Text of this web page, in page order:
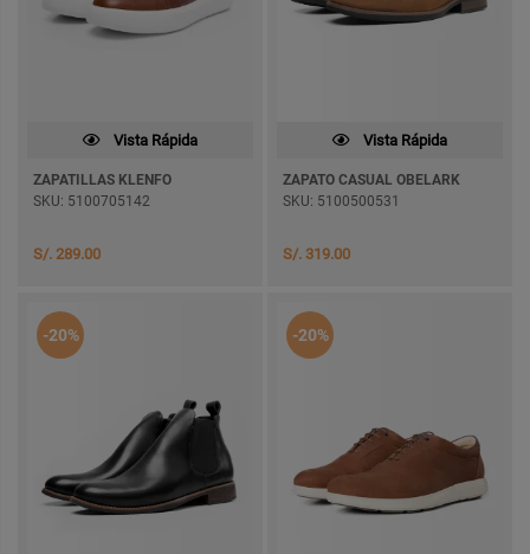
Vista Rápida
ZAPATILLAS KLENFO
SKU: 5100705142
S/. 289.00
Vista Rápida
ZAPATO CASUAL OBELARK
SKU: 5100500531
S/. 319.00
-20% -20%